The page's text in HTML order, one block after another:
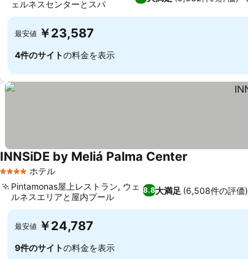
ェルネスセンターとスパ
最安値 ￥23,587
4件のサイトの料金を表示
4 ホテルのランク
ホテル
INNSiDE by Meliá Palma Center
8.8大満足 (6,508件の評価)
Pintamonas屋上レストラン, ウェ
ルネスエリアと屋内プール
最安値 ￥24,787
9件のサイトの料金を表示